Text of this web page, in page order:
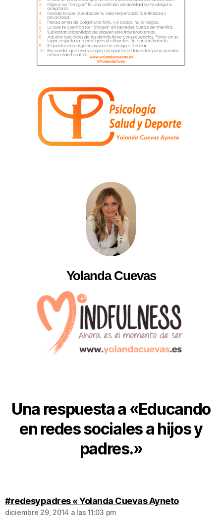
Yolanda Cuevas
Una respuesta a «Educando
en redes sociales a hijos y
padres.»
#redesypadres « Yolanda Cuevas Ayneto
diciembre 29, 2014 a las 11:03 pm